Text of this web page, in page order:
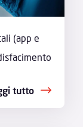
(app e
tutto